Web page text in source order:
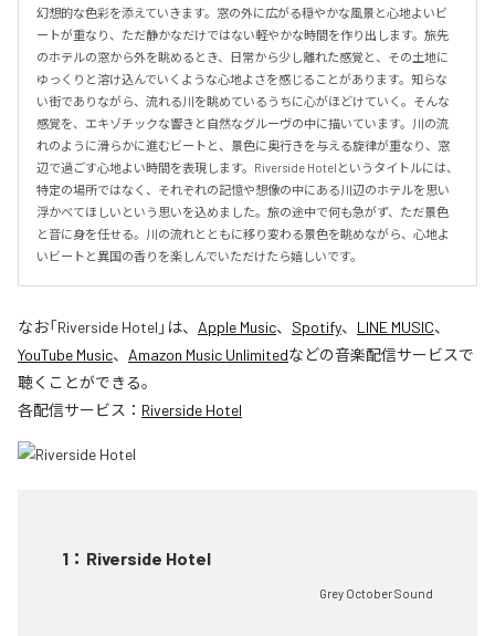
幻想的な色彩を添えていきます。窓の外に広がる穏やかな風景と心地よいビ
ートが重なり、ただ静かなだけではない軽やかな時間を作り出します。旅先
のホテルの窓から外を眺めるとき、日常から少し離れた感覚と、その土地に
ゆっくりと溶け込んでいくような心地よさを感じることがあります。知らな
い街でありながら、流れる川を眺めているうちに心がほどけていく。そんな
感覚を、エキゾチックな響きと自然なグルーヴの中に描いています。川の流
れのように滑らかに進むビートと、景色に奥行きを与える旋律が重なり、窓
辺で過ごす心地よい時間を表現します。Riverside Hotelというタイトルには、
特定の場所ではなく、それぞれの記憶や想像の中にある川辺のホテルを思い
浮かべてほしいという思いを込めました。旅の途中で何も急がず、ただ景色
と音に身を任せる。川の流れとともに移り変わる景色を眺めながら、心地よ
いビートと異国の香りを楽しんでいただけたら嬉しいです。
なお「Riverside Hotel 」は、 Apple Music、 Spotify、 LINE MUSIC、
YouTube Music、 Amazon Music Unlimitedなどの音楽配信サービスで
聴くことができる。
各配信サービス： Riverside Hotel
1 ： Riverside Hotel
Grey October Sound